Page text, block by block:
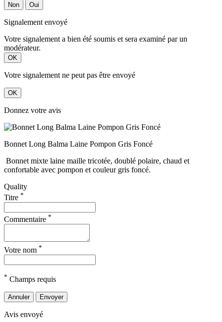
Non Oui
Signalement envoyé
Votre signalement a bien été soumis et sera examiné par un
modérateur.
OK
Votre signalement ne peut pas être envoyé
OK
Donnez votre avis
Bonnet Long Balma Laine Pompon Gris Foncé
Bonnet mixte laine maille tricotée, doublé polaire, chaud et
confortable avec pompon et couleur gris foncé.
Quality
Titre *
Commentaire *
Votre nom *
* Champs requis
Annuler Envoyer
Avis envoyé